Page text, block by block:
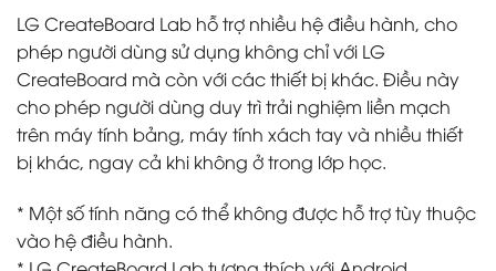
LG CreateBoard Lab hỗ trợ nhiều hệ điều hành, cho
phép người dùng sử dụng không chỉ với LG
CreateBoard mà còn với các thiết bị khác. Điều này
cho phép người dùng duy trì trải nghiệm liền mạch
trên máy tính bảng, máy tính xách tay và nhiều thiết
bị khác, ngay cả khi không ở trong lớp học.
* Một số tính năng có thể không được hỗ trợ tùy thuộc
vào hệ điều hành.